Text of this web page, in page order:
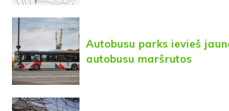
Autobusu parks ievieš
autobusu maršrutos